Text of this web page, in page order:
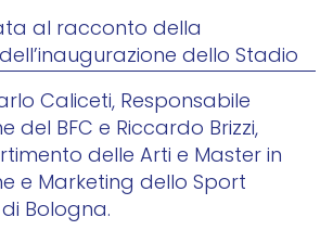
al racconto della
dello Stadio
Caliceti, Responsabile
del BFC e Riccardo Brizzi,
delle Arti e Master in
e Marketing dello Sport
Bologna.